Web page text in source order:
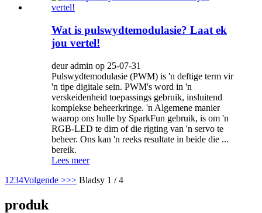
Wat is pulswydtemodulasie? Laat ek
jou vertel!
deur admin op 25-07-31
Pulswydtemodulasie (PWM) is 'n deftige term vir
'n tipe digitale sein. PWM's word in 'n
verskeidenheid toepassings gebruik, insluitend
komplekse beheerkringe. 'n Algemene manier
waarop ons hulle by SparkFun gebruik, is om 'n
RGB-LED te dim of die rigting van 'n servo te
beheer. Ons kan 'n reeks resultate in beide die ...
bereik.
Lees meer
1 234Volgende >>> Bladsy 1 / 4
produk